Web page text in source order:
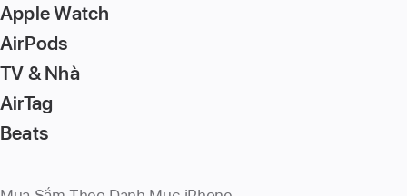
Apple Watch
AirPods
TV & Nhà
AirTag
Beats